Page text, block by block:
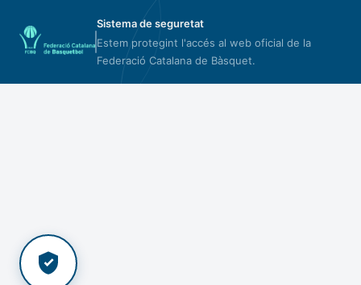
Sistema de seguretat
Estem protegint l'accés al web oficial de la
Federació Catalana de Bàsquet.